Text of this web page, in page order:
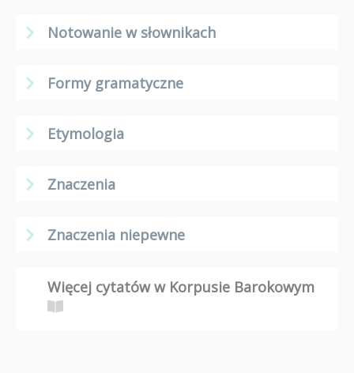
Notowanie w słownikach
Formy gramatyczne
Etymologia
Znaczenia
Znaczenia niepewne
Więcej cytatów w Korpusie Barokowym